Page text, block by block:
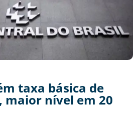
taxa básica de
maior nível em 20